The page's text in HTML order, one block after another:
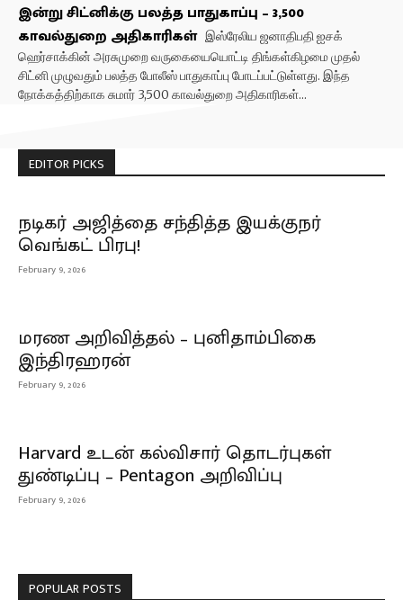
இன்று சிட்னிக்கு பலத்த பாதுகாப்பு – 3,500
காவல்துறை அதிகாரிகள் இஸ்ரேலிய ஜனாதிபதி ஐசக்
ஹெர்சாக்கின் அரசுமுறை வருகையையொட்டி திங்கள்கிழமை முதல்
சிட்னி முழுவதும் பலத்த போலீஸ் பாதுகாப்பு போடப்பட்டுள்ளது. இந்த
நோக்கத்திற்காக சுமார் 3,500 காவல்துறை அதிகாரிகள்...
EDITOR PICKS
நடிகர் அஜித்தை சந்தித்த இயக்குநர்
வெங்கட் பிரபு!
February 9, 2026
மரண அறிவித்தல் – புனிதாம்பிகை
இந்திரஹரன்
February 9, 2026
Harvard உடன் கல்விசார் தொடர்புகள்
துண்டிப்பு – Pentagon அறிவிப்பு
February 9, 2026
POPULAR POSTS